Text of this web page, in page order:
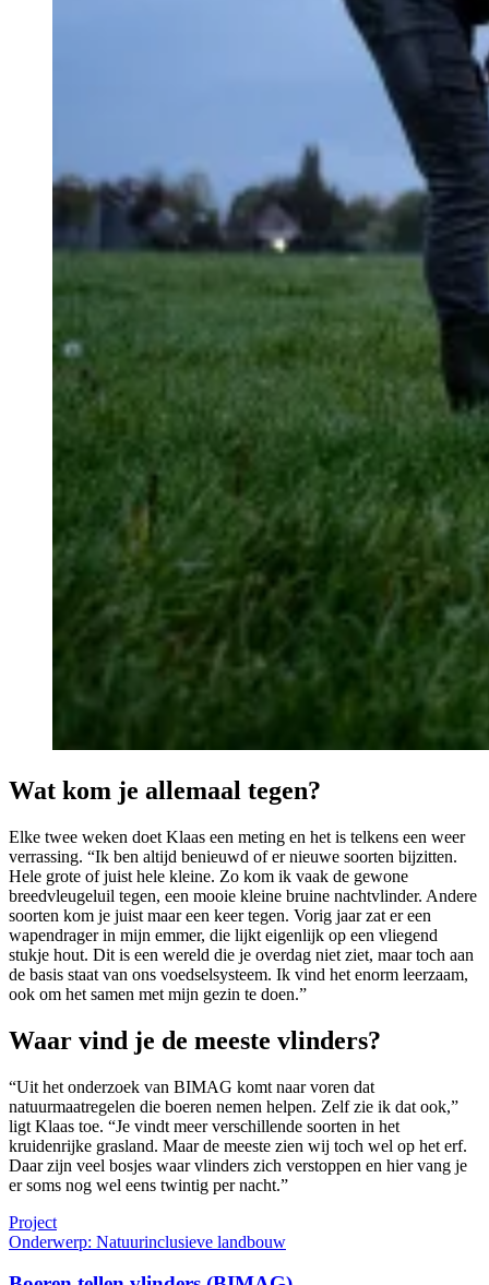
Wat kom je allemaal tegen?
Elke twee weken doet Klaas een meting en het is telkens een weer
verrassing. “Ik ben altijd benieuwd of er nieuwe soorten bijzitten.
Hele grote of juist hele kleine. Zo kom ik vaak de gewone
breedvleugeluil tegen, een mooie kleine bruine nachtvlinder. Andere
soorten kom je juist maar een keer tegen. Vorig jaar zat er een
wapendrager in mijn emmer, die lijkt eigenlijk op een vliegend
stukje hout. Dit is een wereld die je overdag niet ziet, maar toch aan
de basis staat van ons voedselsysteem. Ik vind het enorm leerzaam,
ook om het samen met mijn gezin te doen.”
Waar vind je de meeste vlinders?
“Uit het onderzoek van BIMAG komt naar voren dat
natuurmaatregelen die boeren nemen helpen. Zelf zie ik dat ook,”
ligt Klaas toe. “Je vindt meer verschillende soorten in het
kruidenrijke grasland. Maar de meeste zien wij toch wel op het erf.
Daar zijn veel bosjes waar vlinders zich verstoppen en hier vang je
er soms nog wel eens twintig per nacht.”
Project
Onderwerp: Natuurinclusieve landbouw